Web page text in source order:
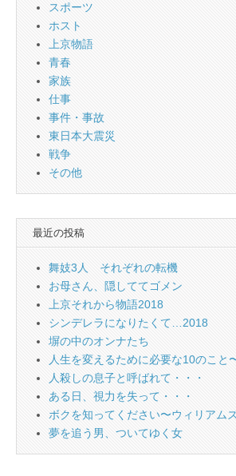
スポーツ
ホスト
上京物語
青春
家族
仕事
事件・事故
東日本大震災
戦争
その他
最近の投稿
舞妓3人 それぞれの転機
お母さん、隠しててゴメン
上京それから物語2018
シンデレラになりたくて…2018
塀の中のオンナたち
人生を変えるために必要な10のこと
人殺しの息子と呼ばれて・・・
ある日、視力を失って・・・
ボクを知ってください〜ウィリアム
夢を追う男、ついてゆく女